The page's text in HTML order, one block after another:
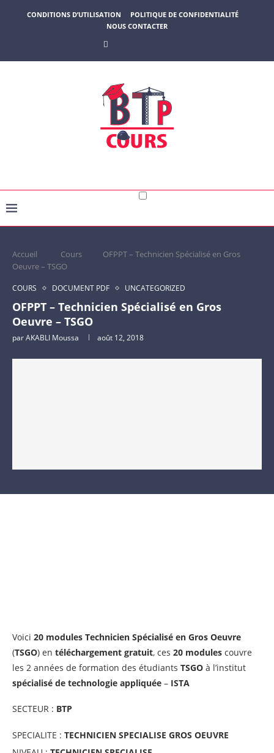
CONDITIONS D’UTILISATION
POLITIQUE DE CONFIDENTIALITÉ
NOUS CONTACTER
Accueil Cours
OFPPT – Technicien Spécialisé en Gros
Oeuvre – TSGO
COURS DOCUMENT PDF UNCATEGORIZED
OFPPT – Technicien Spécialisé en Gros
Oeuvre – TSGO
parAKABLI Moussa août 12, 2018
Voici 20 modules Technicien Spécialisé en Gros Oeuvre
(TSGO) en téléchargement gratuit, ces 20 modules couvre
les 2 années de formation des étudiants TSGO à l’institut
spécialisé de technologie appliquée – ISTA
SECTEUR : BTP
SPECIALITE : TECHNICIEN SPECIALISE GROS OEUVRE